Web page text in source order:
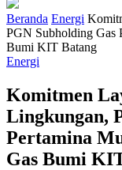
Beranda Energi
PGN Subholding Gas
Bumi KIT Batang
Energi
Komitmen
Lingkungan,
Pertamina
Gas Bumi